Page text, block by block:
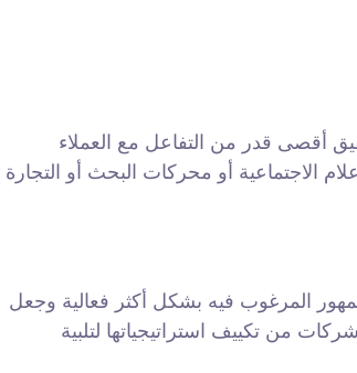
أقصى قدر من التفاعل مع العملاء
الاجتماعية أو محركات البحث أو التجارة
المرغوب فيه بشكل أكثر فعالية وجعل
من تكييف استراتيجياتها لتلبية